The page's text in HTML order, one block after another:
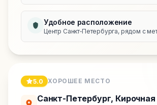
Удобное расположение
Центр Санкт‑Петербурга, рядом с
5.0 ХОРОШЕЕ МЕСТО
Санкт-Петербург,